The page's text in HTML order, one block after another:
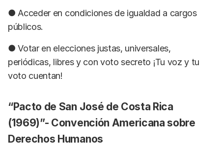
● Acceder en condiciones de igualdad a cargos
públicos.
● Votar en elecciones justas, universales,
periódicas, libres y con voto secreto ¡Tu voz y tu
voto cuentan!
“Pacto de San José de Costa Rica
(1969)”- Convención Americana sobre
Derechos Humanos